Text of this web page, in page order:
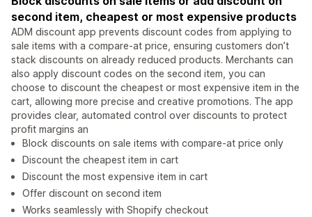
second item, cheapest or most expensive products
ADM discount app prevents discount codes from applying to
sale items with a compare-at price, ensuring customers don’t
stack discounts on already reduced products. Merchants can
also apply discount codes on the second item, you can
choose to discount the cheapest or most expensive item in the
cart, allowing more precise and creative promotions. The app
provides clear, automated control over discounts to protect
profit margins an
Block discounts on sale items with compare-at price only
Discount the cheapest item in cart
Discount the most expensive item in cart
Offer discount on second item
Works seamlessly with Shopify checkout